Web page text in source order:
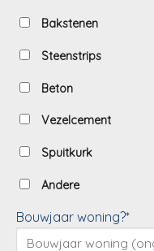
Bakstenen
Steenstrips
Beton
Vezelcement
Spuitkurk
Andere
Bouwjaar woning?*